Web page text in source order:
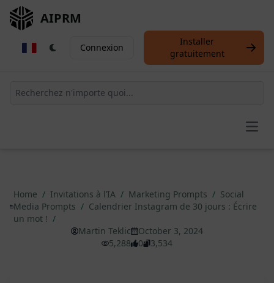
AIPRM
Connexion
Installer
gratuitement
Home / Invitations à l’IA / Marketing Prompts / Social
Media Prompts / Calendrier Instagram de 30 jours : Écrire
un mot ! /
Martin Teklic
October 3, 2024
5,288
0 3,534